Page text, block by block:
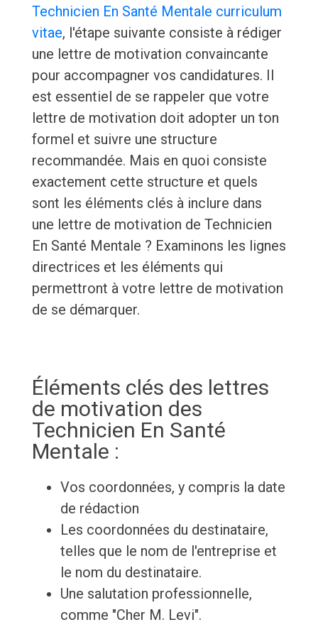
Technicien En Santé Mentale curriculum
vitae, l'étape suivante consiste à rédiger
une lettre de motivation convaincante
pour accompagner vos candidatures. Il
est essentiel de se rappeler que votre
lettre de motivation doit adopter un ton
formel et suivre une structure
recommandée. Mais en quoi consiste
exactement cette structure et quels
sont les éléments clés à inclure dans
une lettre de motivation de Technicien
En Santé Mentale ? Examinons les lignes
directrices et les éléments qui
permettront à votre lettre de motivation
de se démarquer.
Éléments clés des lettres
de motivation des
Technicien En Santé
Mentale :
Vos coordonnées, y compris la date
de rédaction
Les coordonnées du destinataire,
telles que le nom de l'entreprise et
le nom du destinataire.
Une salutation professionnelle,
comme "Cher M. Levi".